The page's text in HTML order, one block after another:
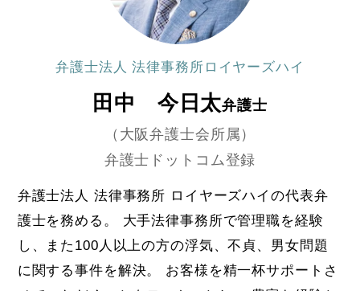
弁護士法人 法律事務所ロイヤーズハイ
田中 今日太弁護士
（大阪弁護士会所属）
弁護士ドットコム登録
弁護士法人 法律事務所 ロイヤーズハイの代表弁
護士を務める。 大手法律事務所で管理職を経験
し、また100人以上の方の浮気、不貞、男女問題
に関する事件を解決。 お客様を精一杯サポートさ